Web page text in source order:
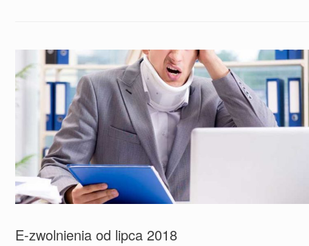
E-zwolnienia od lipca 2018